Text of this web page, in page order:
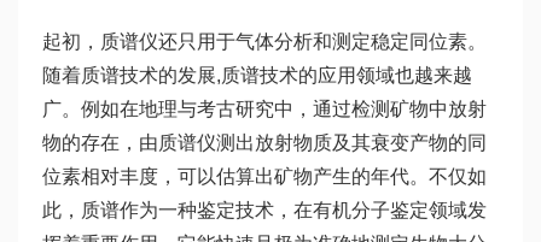
起初，质谱仪还只用于气体分析和测定稳定同位素。
随着质谱技术的发展,质谱技术的应用领域也越来越
广。例如在地理与考古研究中，通过检测矿物中放射
物的存在，由质谱仪测出放射物质及其衰变产物的同
位素相对丰度，可以估算出矿物产生的年代。不仅如
此，质谱作为一种鉴定技术，在有机分子鉴定领域发